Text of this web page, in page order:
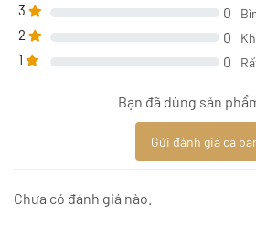
3 0
2 0
1 0
Bạn đã dùng sản
Gửi đánh giá ca
Chưa có đánh giá nào.